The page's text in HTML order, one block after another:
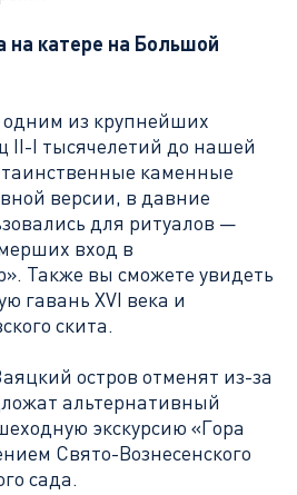
на катере на Большой
одним из крупнейших
II-I тысячелетий до нашей
каменные
версии, в давние
для ритуалов —
вход в
Также вы сможете увидеть
гавань XVI века и
скита.
остров отменят из-за
альтернативный
экскурсию «Гора
Свято-Вознесенского
сада.